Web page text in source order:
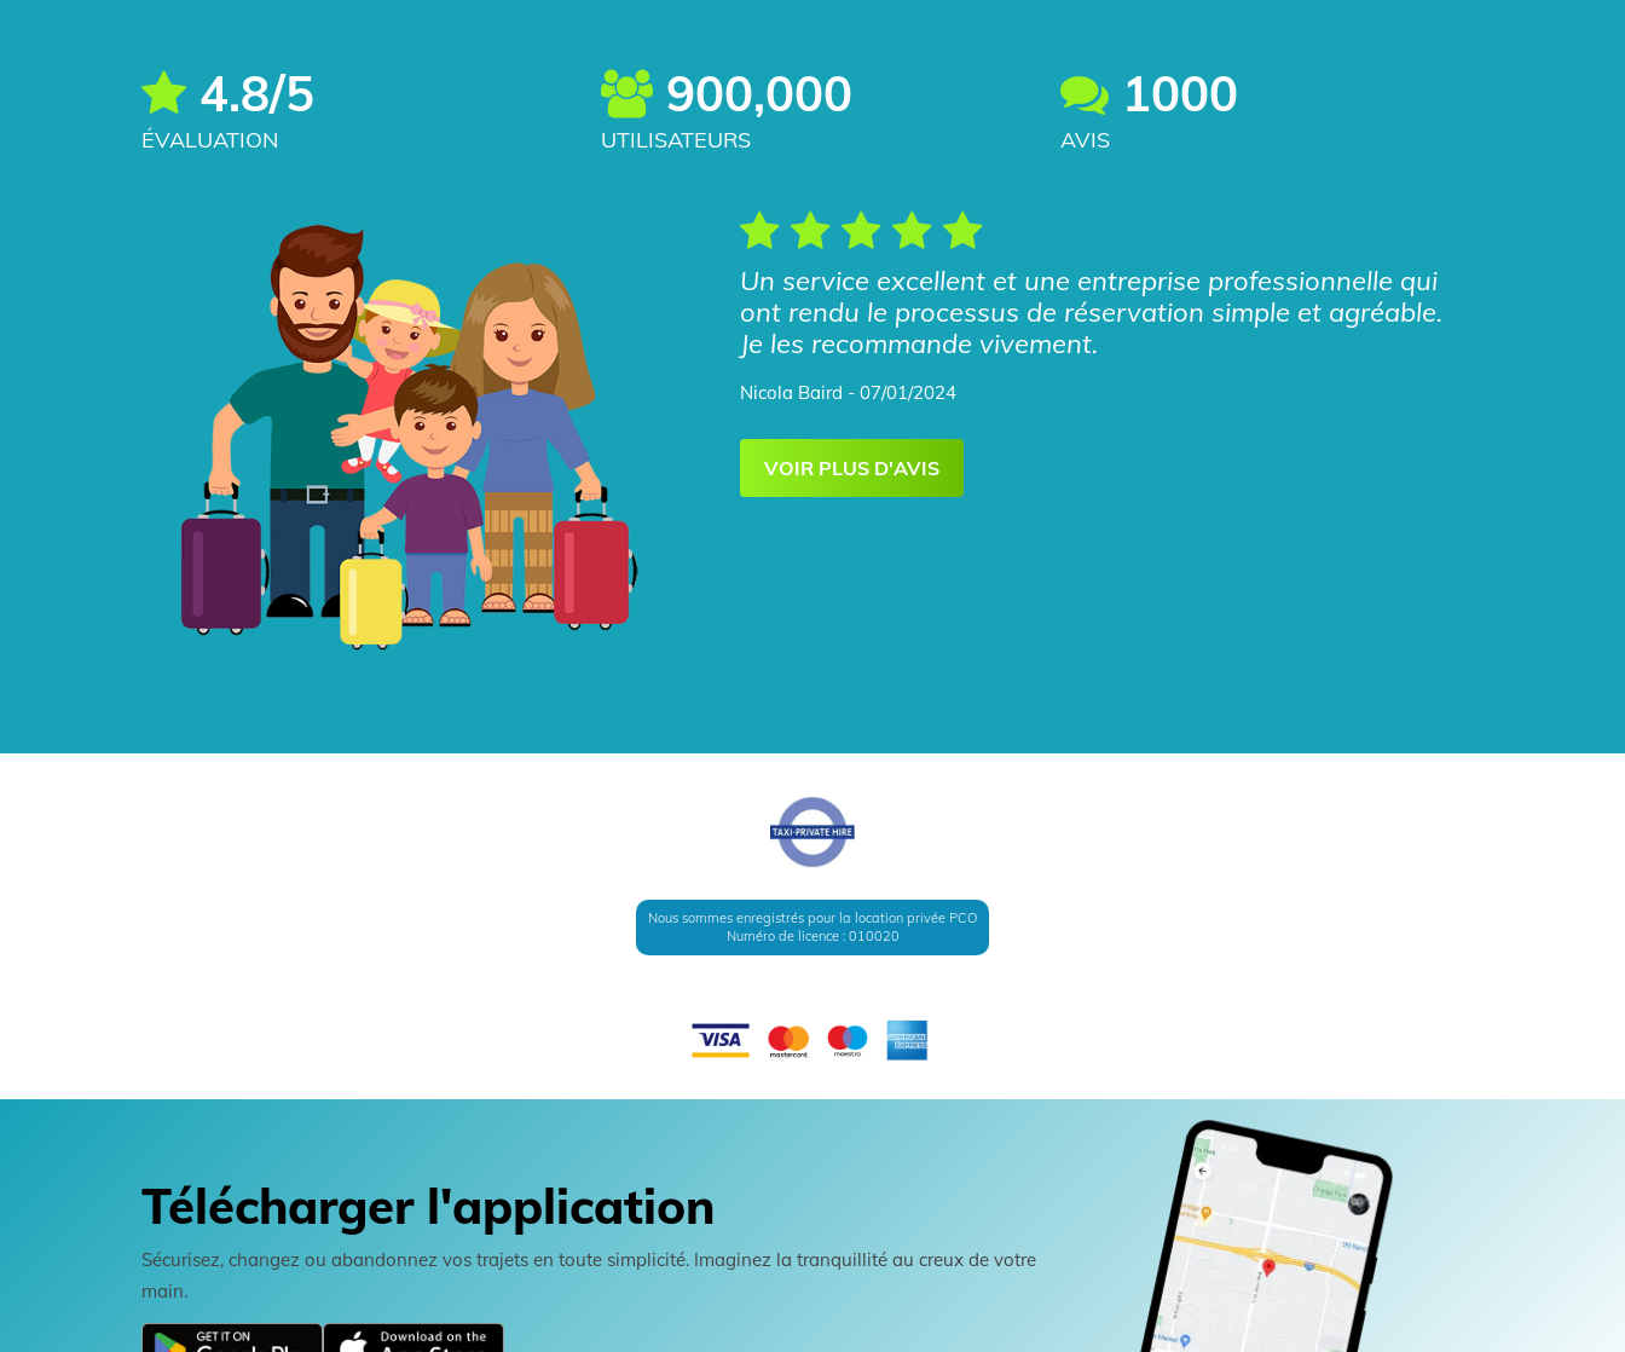
4.8/5
ÉVALUATION
900,000
UTILISATEURS
1000
AVIS
Un service excellent et une entreprise professionnelle qui
ont rendu le processus de réservation simple et agréable.
Je les recommande vivement.
Nicola Baird - 07/01/2024
VOIR PLUS D'AVIS
Nous sommes enregistrés pour la location privée PCO
Numéro de licence : 010020
Télécharger l'application
Sécurisez, changez ou abandonnez vos trajets en toute simplicité. Imaginez la tranquillité au creux de votre
main.